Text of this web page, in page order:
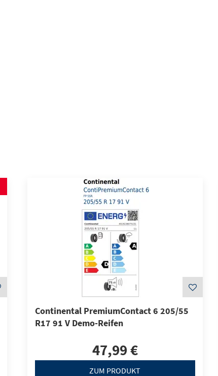
Continental PremiumContact 6 205/55
R17 91 V Demo-Reifen
47,99 €
ZUM PRODUKT